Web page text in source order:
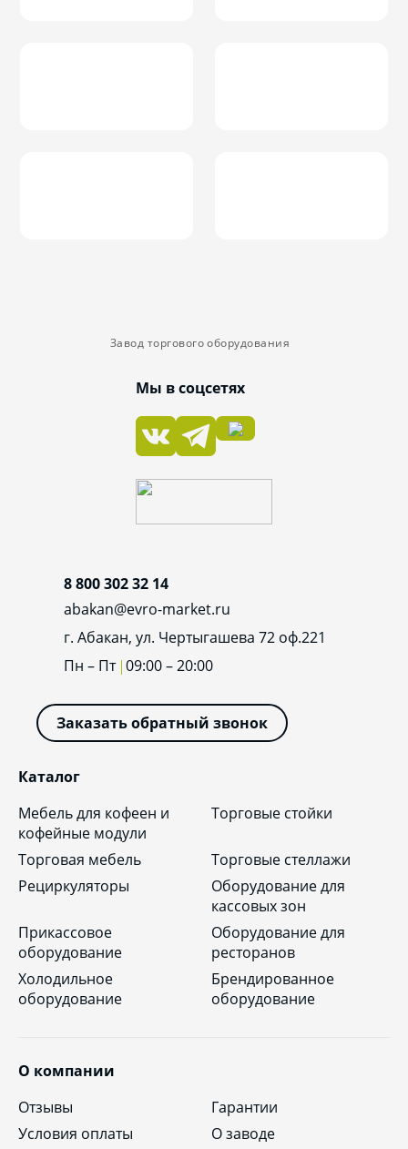
Завод торгового оборудования
Мы в соцсетях
Каталог
Мебель для кофеен и
кофейные модули
Торговые стойки
Торговая мебель
Торговые стеллажи
Рециркуляторы
Оборудование для
кассовых зон
Прикассовое
оборудование
Оборудование для
ресторанов
Холодильное
оборудование
Брендированное
оборудование
О компании
Отзывы
Гарантии
Условия оплаты
О заводе
8 800 302 32 14
abakan@evro-market.ru
г. Абакан, ул. Чертыгашева 72 оф.221
Пн – Пт 09:00 – 20:00
Заказать обратный звонок